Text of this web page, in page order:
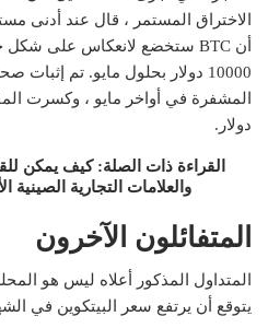
الاختراق المستمر ، قال عند أدنى
10000 دولار بحلول مايو. تم
دولار.
والعلامات التجارية الصينية
المتفائلون الآخرون
المتداول المذكور أعلاه ليس هو
يتوقع أن يرتفع سعر البيتكوين في